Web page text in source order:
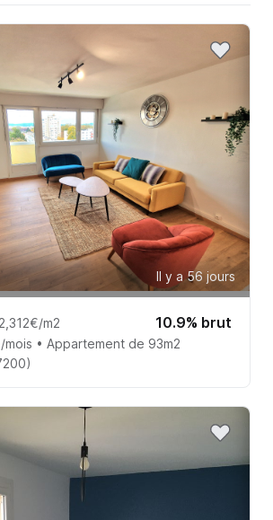
Il y a 56 jours
2,312€/m2 10.9% brut
• Appartement de 93m2